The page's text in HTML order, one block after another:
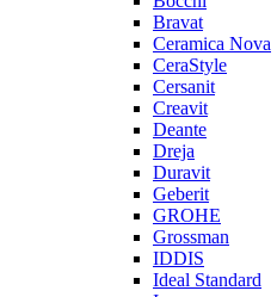
Bravat
Ceramica Nova
CeraStyle
Cersanit
Creavit
Deante
Dreja
Duravit
Geberit
GROHE
Grossman
IDDIS
Ideal Standard